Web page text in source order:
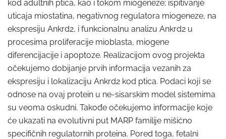
kod adultnih ptica, kao i tokom miogeneze; ispitivanje
uticaja miostatina, negativnog regulatora miogeneze, na
ekspresiju Ankrd2, i funkcionalnu analizu Ankrd2 u
procesima proliferacije mioblasta, miogene
diferencijacije i apoptoze. Realizacijom ovog projekta
očekujemo dobijanje prvih informacija vezanih za
ekspresiju i lokalizaciju Ankrd2 kod ptica. Podaci koji se
odnose na ovaj protein u ne-sisarskim model sistemima
su veoma oskudni. Takođe očekujemo informacije koje
će ukazati na evolutivni put MARP familije mišićno
specifičnih regulatornih proteina. Pored toga, fetalni